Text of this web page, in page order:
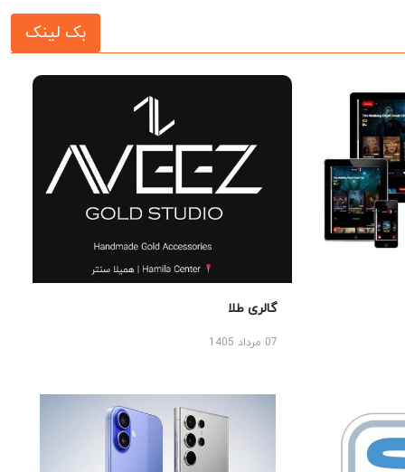
بک لینک
گالری طلا
07 مرداد 1405